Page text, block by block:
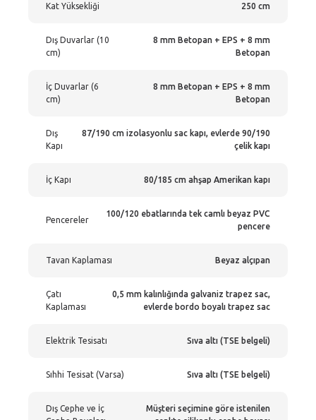
Kat Yüksekliği 250 cm
Dış Duvarlar (10
cm)
8 mm Betopan + EPS + 8 mm
Betopan
İç Duvarlar (6
cm)
8 mm Betopan + EPS + 8 mm
Betopan
Dış
Kapı
87/190 cm izolasyonlu sac kapı, evlerde 90/190
çelik kapı
İç Kapı 80/185 cm ahşap Amerikan kapı
Pencereler
100/120 ebatlarında tek camlı beyaz PVC
pencere
Tavan Kaplaması Beyaz alçıpan
Çatı
Kaplaması
0,5 mm kalınlığında galvaniz trapez sac,
evlerde bordo boyalı trapez sac
Elektrik Tesisatı Sıva altı (TSE belgeli)
Sıhhi Tesisat (Varsa) Sıva altı (TSE belgeli)
Dış Cephe ve İç
Müşteri seçimine göre istenilen